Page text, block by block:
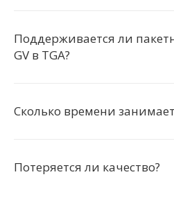
Поддерживается ли
GV в TGA?
Сколько времени
Потеряется ли качество?